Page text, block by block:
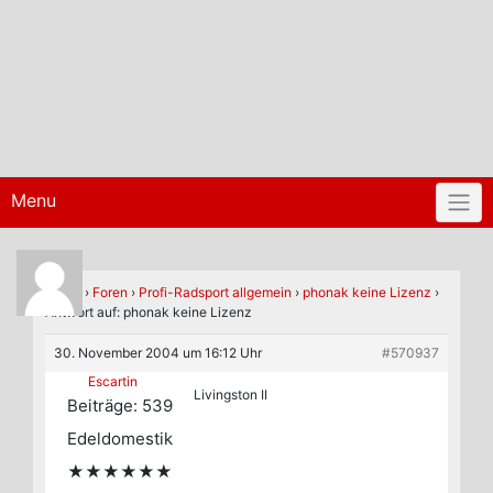
Menu
Home › Foren › Profi-Radsport allgemein › phonak keine Lizenz ›
Antwort auf: phonak keine Lizenz
30. November 2004 um 16:12 Uhr
#570937
Escartin
Beiträge: 539
Edeldomestik
★★★★★★
Livingston II